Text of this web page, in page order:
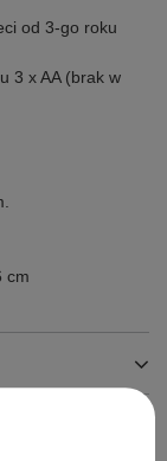
od 3-go roku
3 x AA (brak w
cm